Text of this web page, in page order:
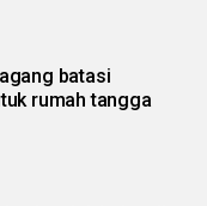
batasi
rumah tangga